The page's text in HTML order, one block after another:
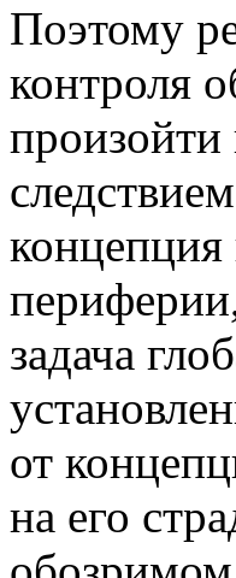
Поэтому
контроля
концепция
задача
от
на его